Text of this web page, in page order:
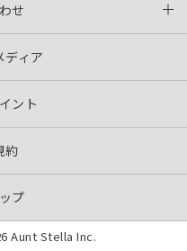
せ
ディア
ント
約
プ
Aunt Stella Inc.